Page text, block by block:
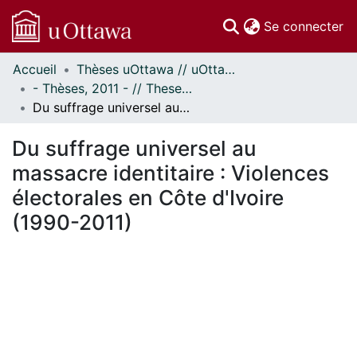
Se connecter
Communautés
et collections
Parcourir
À propos
Accueil
Thèses uOttawa // uOttawa Theses
- Thèses, 2011 - // Theses, 2011 -
Du suffrage universel au massacre identitaire : Violences électorales en Côte d'Ivoire (1990-2011)
Du suffrage universel au
massacre identitaire : Violences
électorales en Côte d'Ivoire
(1990-2011)